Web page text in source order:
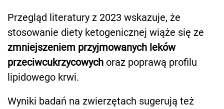
Przegląd literatury z 2023 wskazuje, że
stosowanie diety ketogenicznej wiąże się ze
zmniejszeniem przyjmowanych leków
przeciwcukrzycowych oraz poprawą profilu
lipidowego krwi.
Wyniki badań na zwierzętach sugerują też